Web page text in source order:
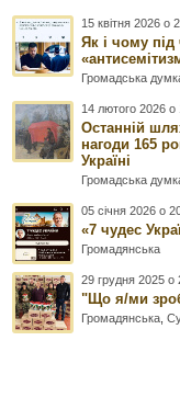
15 квітня 2026 о
Як і чому
Громадська
14 лютого 2026 о
Останній
нагоди 165
Україні
Громадська
05 січня 2026 о
«7 чудес
Громадянська
29 грудня 2025 о
"Що я/ми
Громадянська ,